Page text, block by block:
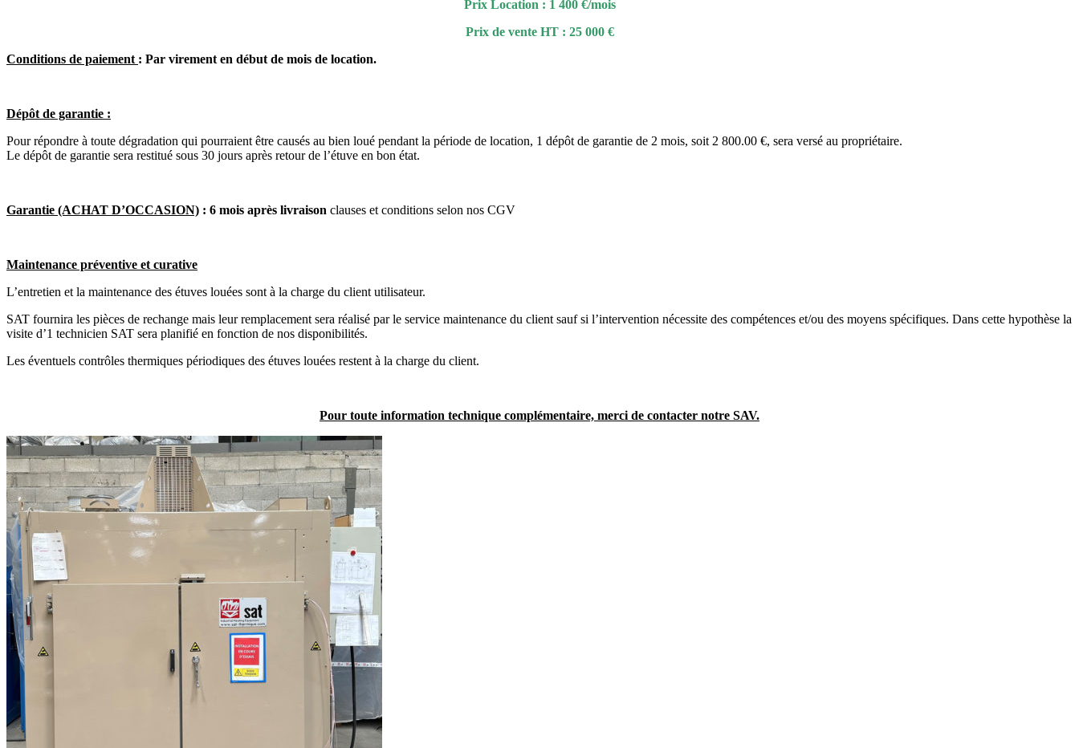
Prix Location : 1 400 €/mois
Prix de vente HT : 25 000 €
Conditions de paiement : Par virement en début de mois de location.
Dépôt de garantie :
Pour répondre à toute dégradation qui pourraient être causés au bien loué pendant la période de location, 1 dépôt de garantie de 2 mois, soit 2 800.00 €, sera versé au propriétaire.
Le dépôt de garantie sera restitué sous 30 jours après retour de l’étuve en bon état.
Garantie (ACHAT D’OCCASION) : 6 mois après livraison clauses et conditions selon nos CGV
Maintenance préventive et curative
L’entretien et la maintenance des étuves louées sont à la charge du client utilisateur.
SAT fournira les pièces de rechange mais leur remplacement sera réalisé par le service maintenance du client sauf si l’intervention nécessite des compétences et/ou des moyens spécifiques. Dans cette hypothèse la
visite d’1 technicien SAT sera planifié en fonction de nos disponibilités.
Les éventuels contrôles thermiques périodiques des étuves louées restent à la charge du client.
Pour toute information technique complémentaire, merci de contacter notre SAV.